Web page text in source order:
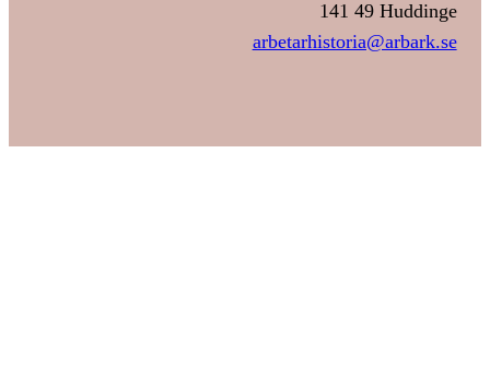
141 49 Huddinge
arbetarhistoria@arbark.se